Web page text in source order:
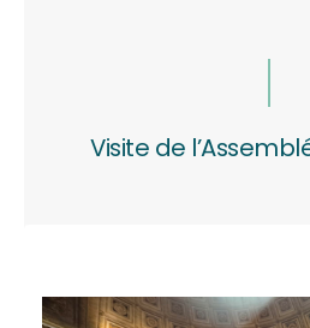
Visite de